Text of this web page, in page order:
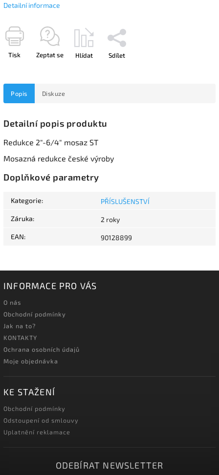
Detailní informace
Tisk Zeptat se Hlídat Sdílet
Popis Diskuze
Detailní popis produktu
Redukce 2"-6/4" mosaz ST
Mosazná redukce české výroby
Doplňkové parametry
Kategorie: PŘÍSLUŠENSTVÍ
Záruka: 2 roky
EAN: 90128899
INFORMACE PRO VÁS
O nás
Obchodní podmínky
Jak na to?
KONTAKTY
Ochrana osobních údajů
Moje objednávka
KE STAŽENÍ
Obchodní podmínky
Odstoupení od smlouvy
Uplatnění reklamace
ODEBÍRAT NEWSLETTER